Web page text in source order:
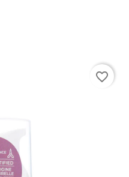
favorite_border